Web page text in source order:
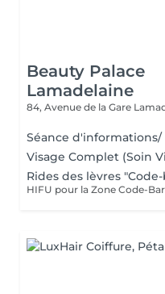
Beauty Palace
Lamadelaine
84, Avenue de la Gare
Séance
Visage Complet (Soin
Rides des lèvres